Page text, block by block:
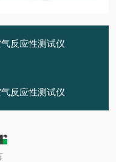
反应性测试仪
反应性测试仪